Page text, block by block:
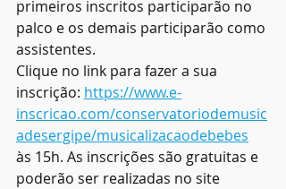
primeiros inscritos participarão no
palco e os demais participarão como
assistentes.
Clique no link para fazer a sua
inscrição: https://www.e-
inscricao.com/conservatoriodemusic
adesergipe/musicalizacaodebebes
às 15h. As inscrições são gratuitas e
poderão ser realizadas no site